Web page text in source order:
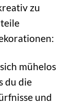
zu
mühelos
du die
und